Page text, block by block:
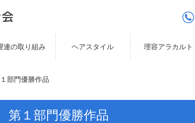
連の取り組み ヘアスタイル 理容アラカルト
部門優勝作品
第１部門優勝作品